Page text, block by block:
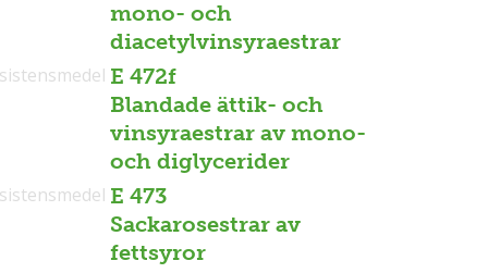
mono- och
diacetylvinsyraestrar
E 472f
Blandade ättik- och
vinsyraestrar av mono-
och diglycerider
E 473
Sackarosestrar av
fettsyror